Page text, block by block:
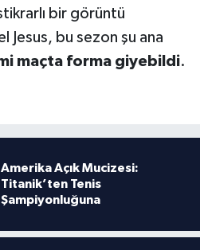
bir görüntü
bu sezon şu ana
maçta forma giyebildi.
Amerika Açık Mucizesi:
Titanik’ten Tenis
Şampiyonluğuna